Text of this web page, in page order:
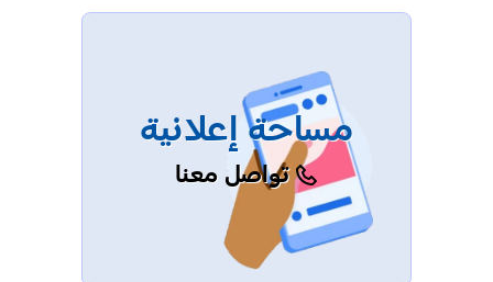
مسلسل تلفزيوني.
كما ورد في موسوعة جينيس للأرقام القياسية.
مساحة إعلانية
تواصل معنا